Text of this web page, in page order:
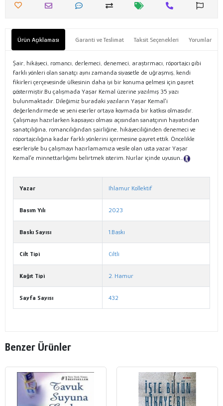
Ürün Açıklaması Garanti ve Teslimat Taksit Seçenekleri Yorumlar
Şair, hikâyeci, romancı, derlemeci, denemeci, araştırmacı, röportajcı gibi
farklı yönleri olan sanatçı aynı zamanda siyasetle de uğraşmış, kendi
fikirleri çerçevesinde ülkesinin daha iyi bir konuma gelmesi için gayret
göstermiştir.Bu çalışmada Yaşar Kemal üzerine yazılmış 35 yazı
bulunmaktadır. Dileğimiz buradaki yazıların Yaşar Kemal’i
değerlendirmede ve yeni eserler ortaya koymada bir katkısı olmasıdır.
Çalışmayı hazırlarken kapsayıcı olması açısından sanatçının hayatından
sanatçılığına, romancılığından şairliğine, hikâyeciliğinden denemeci ve
röportajcılığına kadar farklı yönlerini içermesine gayret ettik. Öncelikle
eserleriyle bu çalışmayı hazırlamamıza vesile olan usta yazar Yaşar
Kemal’e minnettarlığımı belirtmek isterim. Nurlar içinde uyusun…
Yazar Ihlamur Kollektif
Basım Yılı 2023
Baskı Sayısı 1.Baskı
Cilt Tipi Ciltli
Kağıt Tipi 2. Hamur
Sayfa Sayısı 432
Benzer Ürünler